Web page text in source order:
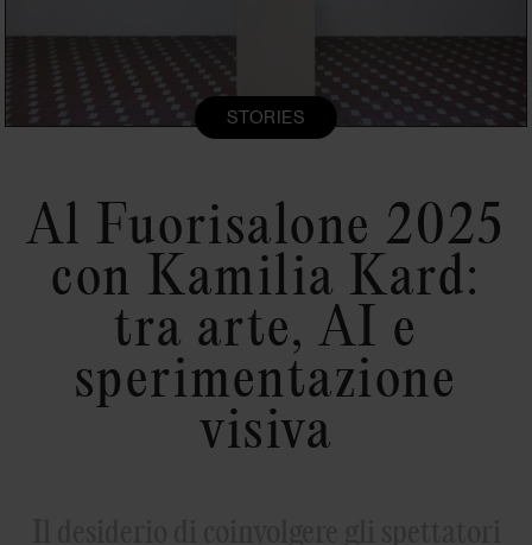
STORIES
Al Fuorisalone 2025
con Kamilia Kard:
tra arte, AI e
sperimentazione
visiva